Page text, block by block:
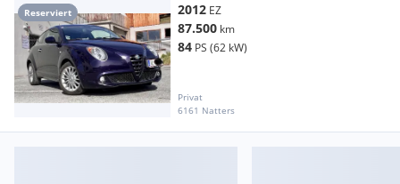
Reserviert 2012 EZ
87.500 km
84 PS (62 kW)
Privat
6161 Natters